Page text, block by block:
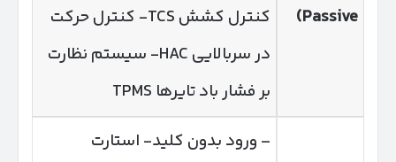
Passive)
کنترل کشش TCS- کنترل حرکت
در سربالایی HAC- سیستم نظارت
بر فشار باد تایرها TPMS
– ورود بدون کلید- استارت